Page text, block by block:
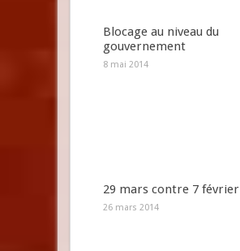
Blocage au niveau du
gouvernement
8 mai 2014
29 mars contre 7 février
26 mars 2014